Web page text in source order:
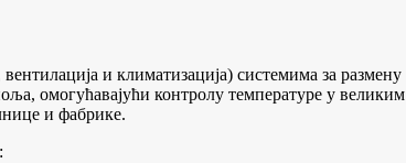
и климатизација) системима за размену
омогућавајући контролу температуре у великим
и фабрике.